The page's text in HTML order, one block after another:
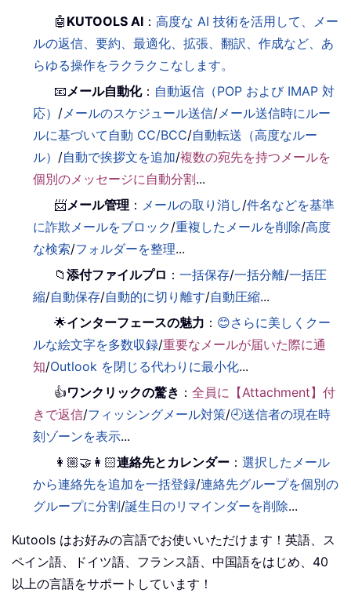
🤖 KUTOOLS AI ：高度な AI 技術を活用して、メー
ルの返信、要約、最適化、拡張、翻訳、作成など、あ
らゆる操作をラクラクこなします。
📧メール自動化： 自動返信（POP および IMAP 対
応） /メールのスケジュール送信/メール送信時にルー
ルに基づいて自動 CC/BCC/自動転送（高度なルー
ル） /自動で挨拶文を追加/複数の宛先を持つメールを
個別のメッセージに自動分割...
📨メール管理 ： メールの取り消し/件名などを基準
に詐欺メールをブロック/重複したメールを削除/高度
な検索/フォルダーを整理...
📁添付ファイルプロ ：一括保存/一括分離/一括圧
縮/自動保存/自動的に切り離す/自動圧縮...
🌟インターフェースの魅力 ： 😊さらに美しくクー
ルな絵文字を多数収録/重要なメールが届いた際に通
知/Outlook を閉じる代わりに最小化...
👍ワンクリックの驚き ：全員に【Attachment】付
きで返信/フィッシングメール対策/🕘送信者の現在時
刻ゾーンを表示...
👩🏼‍🤝‍👩🏻連絡先とカレンダー ：選択したメール
から連絡先を追加を一括登録/連絡先グループを個別の
グループに分割/誕生日のリマインダーを削除...
Kutools はお好みの言語でお使いいただけます！英語、ス
ペイン語、ドイツ語、フランス語、中国語をはじめ、40
以上の言語をサポートしています！